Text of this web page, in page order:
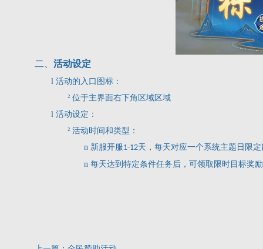
二、 活动设定
l 活动的入口图标：
² 位于主界面右下角区域区域
l 活动设定：
² 活动时间和类型：
n 新服开服1-12天，每天对应一个系统主题日限
n 每天达到特定条件任务后，可领取限时目标奖励